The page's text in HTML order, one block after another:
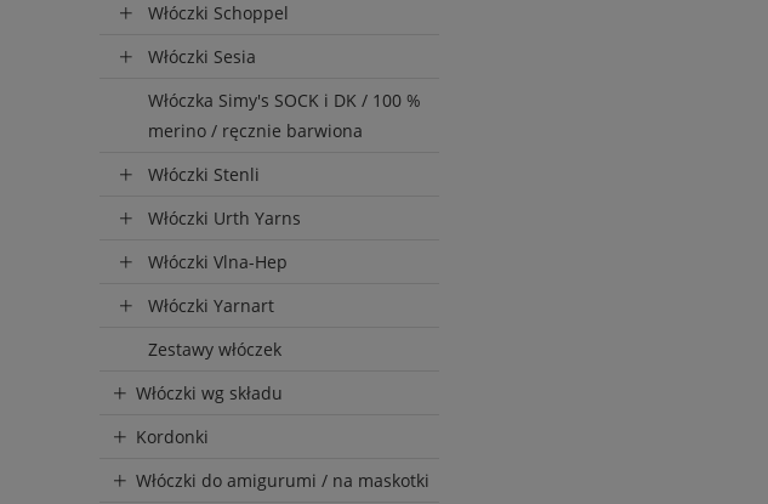
Włóczki Schoppel
Włóczki Sesia
Włóczka Simy's SOCK i DK / 100 %
merino / ręcznie barwiona
Włóczki Stenli
Włóczki Urth Yarns
Włóczki Vlna-Hep
Włóczki Yarnart
Zestawy włóczek
Włóczki wg składu
Kordonki
Włóczki do amigurumi / na maskotki